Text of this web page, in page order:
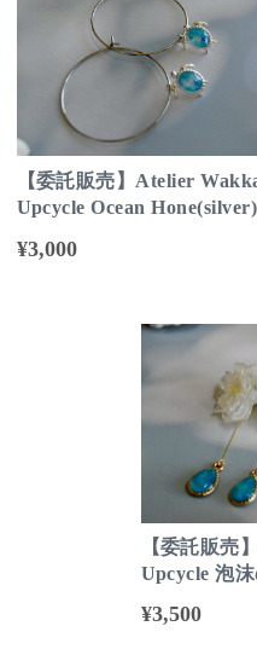
【委託販売】Atelier
Upcycle Ocean Hone(silver)
¥3,000
【委託販売
Upcycle 泡
¥3,500